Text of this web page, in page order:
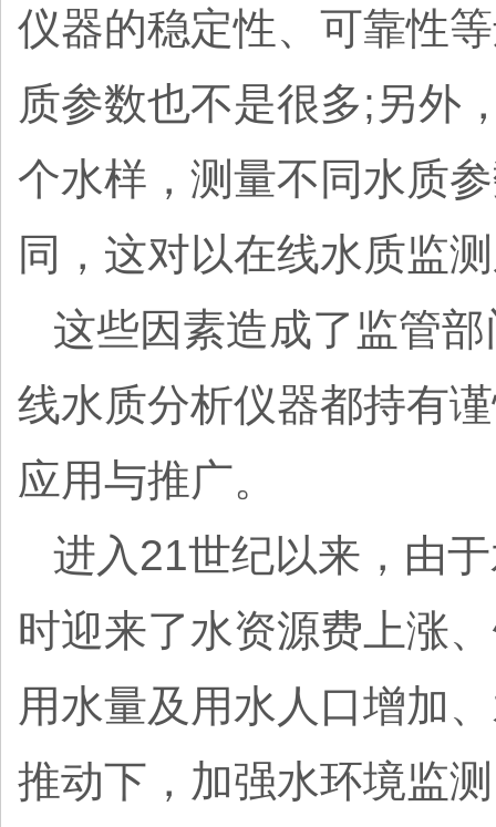
仪器的稳定性、可靠性
质参数也不是很多;另外
个水样，测量不同水质
同，这对以在线水质监
这些因素造成了监管
线水质分析仪器都持有
应用与推广。
进入21世纪以来，由
时迎来了水资源费上涨
用水量及用水人口增加
推动下，加强水环境监